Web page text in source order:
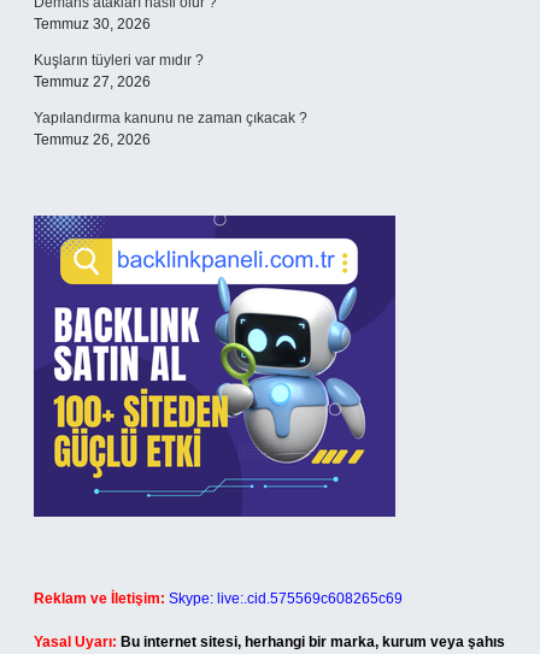
Temmuz 30, 2026
Kuşların tüyleri var mıdır ?
Temmuz 27, 2026
Yapılandırma kanunu ne zaman çıkacak ?
Temmuz 26, 2026
Reklam ve İletişim: Skype: live:.cid.575569c608265c69
Yasal Uyarı: Bu internet sitesi, herhangi bir marka, kurum veya şahıs